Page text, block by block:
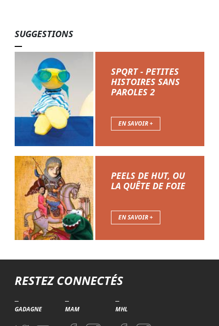
SUGGESTIONS
SPQRT - PETITES
HISTOIRES SANS
PAROLES 2
EN SAVOIR +
PEELS DE HUT, OU
LA QUÊTE DE FOIE
EN SAVOIR +
RESTEZ CONNECTÉS
GADAGNE MAM MHL